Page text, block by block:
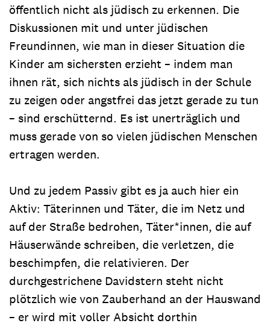
öffentlich nicht als jüdisch zu erkennen. Die
Diskussionen mit und unter jüdischen
Freundinnen, wie man in dieser Situation die
Kinder am sichersten erzieht – indem man
ihnen rät, sich nichts als jüdisch in der Schule
zu zeigen oder angstfrei das jetzt gerade zu tun
– sind erschütternd. Es ist unerträglich und
muss gerade von so vielen jüdischen Menschen
ertragen werden.
Und zu jedem Passiv gibt es ja auch hier ein
Aktiv: Täterinnen und Täter, die im Netz und
auf der Straße bedrohen, Täter*innen, die auf
Häuserwände schreiben, die verletzen, die
beschimpfen, die relativieren. Der
durchgestrichene Davidstern steht nicht
plötzlich wie von Zauberhand an der Hauswand
– er wird mit voller Absicht dorthin